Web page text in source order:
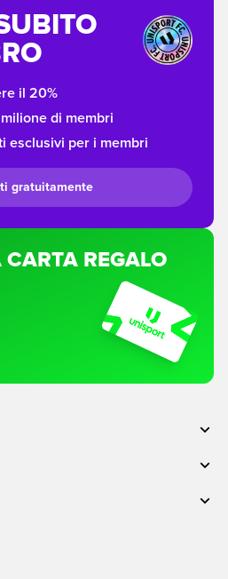
il 20%
di membri
esclusivi per i membri
gratuitamente
CARTA REGALO